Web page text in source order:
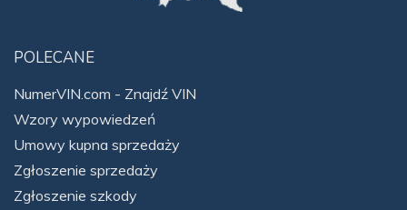
POLECANE
NumerVIN.com - Znajdź VIN
Wzory wypowiedzeń
Umowy kupna sprzedaży
Zgłoszenie sprzedaży
Zgłoszenie szkody